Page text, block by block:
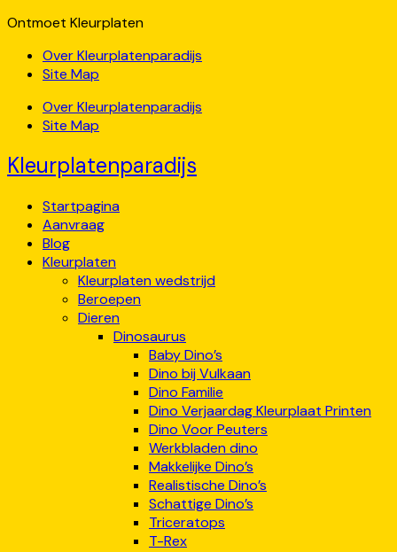
Ontmoet Kleurplaten
Over Kleurplatenparadijs
Site Map
Over Kleurplatenparadijs
Site Map
Kleurplatenparadijs
Startpagina
Aanvraag
Blog
Kleurplaten
Kleurplaten wedstrijd
Beroepen
Dieren
Dinosaurus
Baby Dino’s
Dino bij Vulkaan
Dino Familie
Dino Verjaardag Kleurplaat Printen
Dino Voor Peuters
Werkbladen dino
Makkelijke Dino’s
Realistische Dino’s
Schattige Dino’s
Triceratops
T-Rex